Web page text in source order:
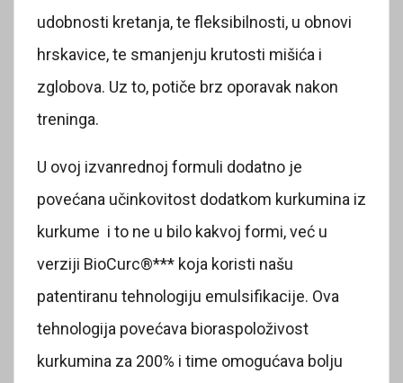
udobnosti kretanja, te fleksibilnosti, u obnovi
hrskavice, te smanjenju krutosti mišića i
zglobova. Uz to, potiče brz oporavak nakon
treninga.
U ovoj izvanrednoj formuli dodatno je
povećana učinkovitost dodatkom kurkumina iz
kurkume i to ne u bilo kakvoj formi, već u
verziji BioCurc®*** koja koristi našu
patentiranu tehnologiju emulsifikacije. Ova
tehnologija povećava bioraspoloživost
kurkumina za 200% i time omogućava bolju